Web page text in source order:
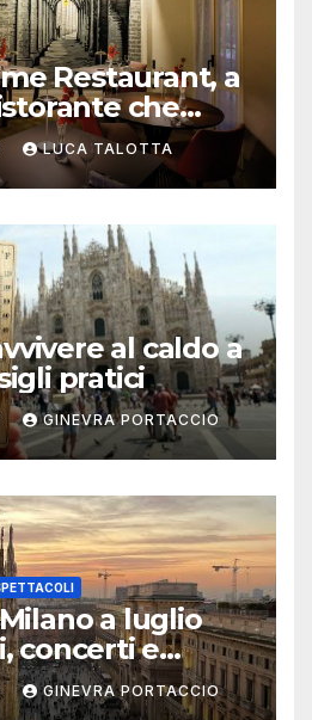
Restaurant, a
che
in
di casa
LUCA TALOTTA
al caldo a
pratici
GINEVRA PORTACCIO
a luglio
concerti e
GINEVRA PORTACCIO